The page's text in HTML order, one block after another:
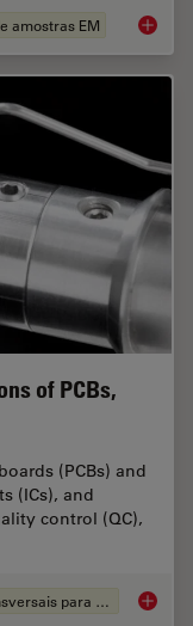
amostras EM
of PCBs,
(PCBs) and
(ICs), and
control (QC),
Análise de cortes transversais para componentes eletrônicos Quality